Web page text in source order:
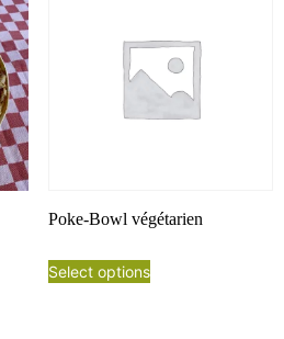
Poke-Bowl végétarien
Select options